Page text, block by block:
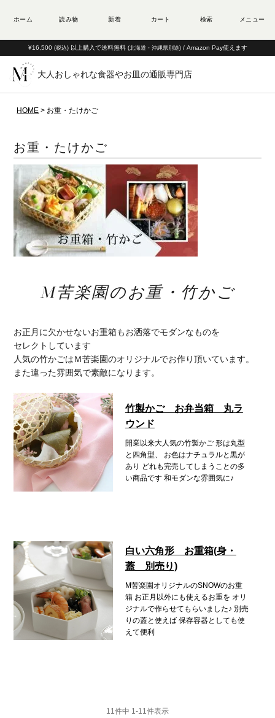
¥16,500 (税込) 以上購入で送料無料 (北海道・沖縄県別途) / Amazon Pay使えます
大人おしゃれな食器やお皿の通販専門店
HOME お重・たけかご
お重・たけかご
M苦楽園のお重・竹かご
お正月に欠かせないお重箱もお洒落でモダンなものを
セレクトしています
人気の竹かごはＭ苦楽園のオリジナルでお作り頂いています。
また違った雰囲気で素敵になります。
竹製かご お弁当箱 丸ラ
ウンド
開業以来大人気の竹製かご 形は丸型
と四角型、 お色はナチュラルと黒が
あり どれも完売してしまうことの多
い商品です 和モダンな雰囲気に♪
白い六角形 お重箱(身・
蓋 別売り)
M苦楽園オリジナルのSNOWのお重
箱 お正月以外にも使えるお重を オリ
ジナルで作らせてもらいました♪ 別売
りの蓋と使えば 保存容器としても使
えて便利
11件中 1-11件表示